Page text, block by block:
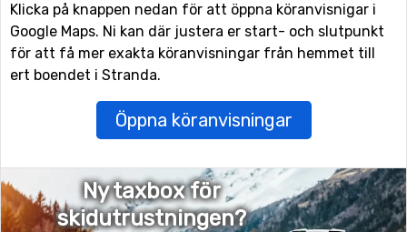
Klicka på knappen nedan för att öppna köranvisnigar i
Google Maps. Ni kan där justera er start- och slutpunkt
för att få mer exakta köranvisningar från hemmet till
ert boendet i Stranda.
Öppna köranvisningar
Ny taxbox för
skidutrustningen?